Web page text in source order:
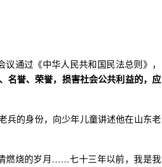
通过《中华人民共和国民法总则》，
名誉、荣誉，损害社会公共利益的，应
的身份，向少年儿童讲述他在山东老
燃烧的岁月……七十三年以前，我是我